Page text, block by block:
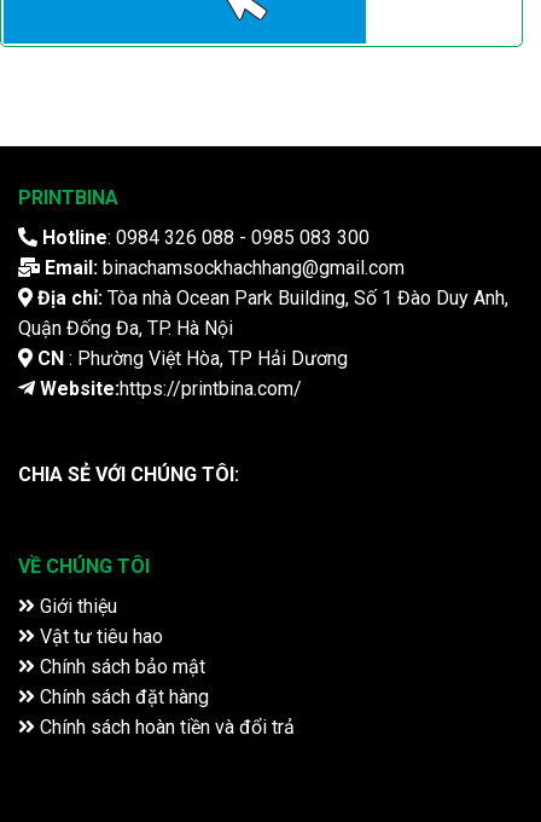
PRINTBINA
Hotline: 0984 326 088 - 0985 083 300
Email: binachamsockhachhang@gmail.com
Địa chỉ: Tòa nhà Ocean Park Building, Số 1 Đào Duy Anh,
Quận Đống Đa, TP. Hà Nội
CN : Phường Việt Hòa, TP Hải Dương
Website:https://printbina.com/
CHIA SẺ VỚI CHÚNG TÔI:
VỀ CHÚNG TÔI
Giới thiệu
Vật tư tiêu hao
Chính sách bảo mật
Chính sách đặt hàng
Chính sách hoàn tiền và đổi trả